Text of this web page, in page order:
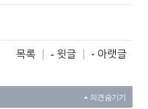
목록 윗글 아랫글
의견 숨기기